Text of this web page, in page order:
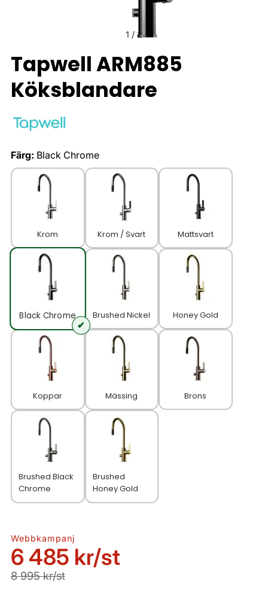
1 / 2
Tapwell ARM885
Köksblandare
Färg: Black Chrome
Krom Krom / Svart Mattsvart
Black Chrome Brushed Nickel Honey Gold
Koppar Mässing Brons
Brushed Black
Chrome
Brushed
Honey Gold
Webbkampanj
6 485 kr/st
8 995 kr/st